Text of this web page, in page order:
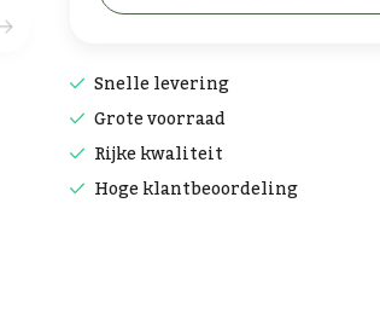
Snelle levering
Grote voorraad
Rijke kwaliteit
Hoge klantbeoordeling